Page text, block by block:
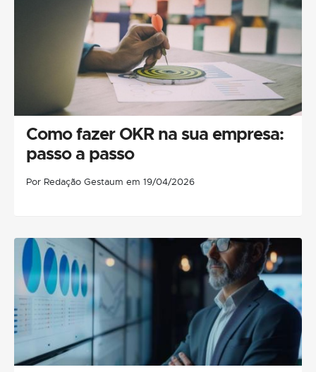
Como fazer OKR na sua empresa:
passo a passo
Por Redação Gestaum em 19/04/2026